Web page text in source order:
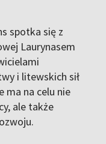
spotka się z
Laurynasem
i litewskich sił
ma na celu nie
ale także